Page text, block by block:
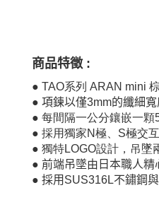
商品特徵:
● TAO系列 ARAN mini
● 項鍊以僅3mm的纖細
● 每間隔一公分鑲嵌一顆
● 採用獨家N極、S極交
● 獨特LOGO設計，吊墜
● 前端吊墜由日本職人
● 採用SUS316L不鏽鋼